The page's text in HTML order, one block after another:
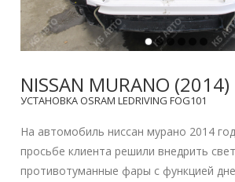
NISSAN MURANO (2014)
УСТАНОВКА OSRAM LEDRIVING FOG101
На автомобиль ниссан мурано 2014
просьбе клиента решили внедрить
противотуманные фары с функцией